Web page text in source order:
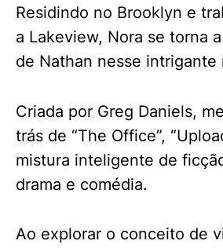
Residindo no Brooklyn e
a Lakeview, Nora se torna
de Nathan nesse intrigante
Criada por Greg Daniels,
trás de “The Office”,
mistura inteligente de
drama e comédia.
Ao explorar o conceito de